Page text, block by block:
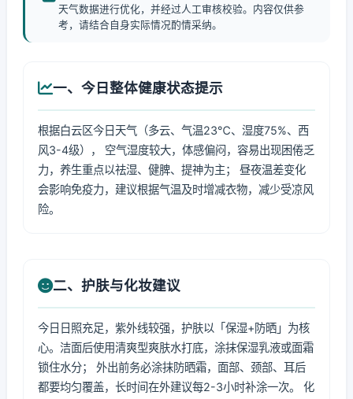
天气数据进行优化，并经过人工审核校验。内容仅供参
考，请结合自身实际情况酌情采纳。
一、今日整体健康状态提示
根据白云区今日天气（多云、气温23℃、湿度75%、西
风3-4级）， 空气湿度较大，体感偏闷，容易出现困倦乏
力，养生重点以祛湿、健脾、提神为主； 昼夜温差变化
会影响免疫力，建议根据气温及时增减衣物，减少受凉风
险。
二、护肤与化妆建议
今日日照充足，紫外线较强，护肤以「保湿+防晒」为核
心。洁面后使用清爽型爽肤水打底，涂抹保湿乳液或面霜
锁住水分； 外出前务必涂抹防晒霜，面部、颈部、耳后
都要均匀覆盖，长时间在外建议每2-3小时补涂一次。 化